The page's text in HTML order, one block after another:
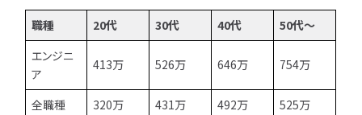
職種 20代 30代 40代
50代〜
エンジニ
ア
413万 526万 646万 754万
全職種 320万 431万 492万
525万